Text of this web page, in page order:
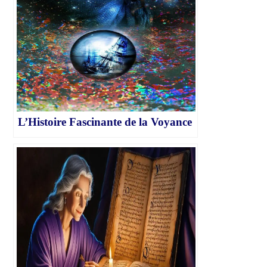
L’Histoire Fascinante de la Voyance